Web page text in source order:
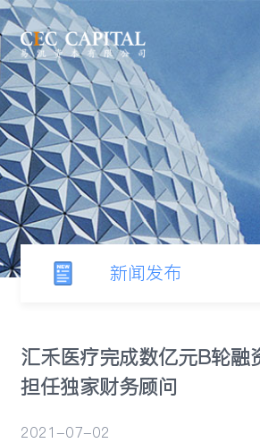
新闻发布
行业观察
汇禾医疗完成数亿元B轮融
担任独家财务顾问
2021-07-02